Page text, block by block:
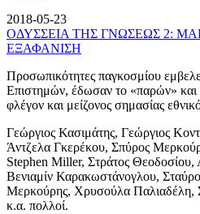
2018-05-23
ΟΔΥΣΣΕΙΑ ΤΗΣ ΓΝΩΣΕΩΣ 2:
ΕΞΑΦΑΝΙΣΗ
Προσωπικότητες παγκοσμίου
Επιστημών, έδωσαν το «παρών»
φλέγον και μείζονος σημασίας
Γεώργιος Κασιμάτης, Γεώργιος
Άντζελα Γκερέκου, Σπύρος
Stephen Miller, Στράτος
Βενιαμίν Καρακωστάνογλου,
Μερκούρης, Χρυσούλα Παλιαδέλη,
κ.α. πολλοί.